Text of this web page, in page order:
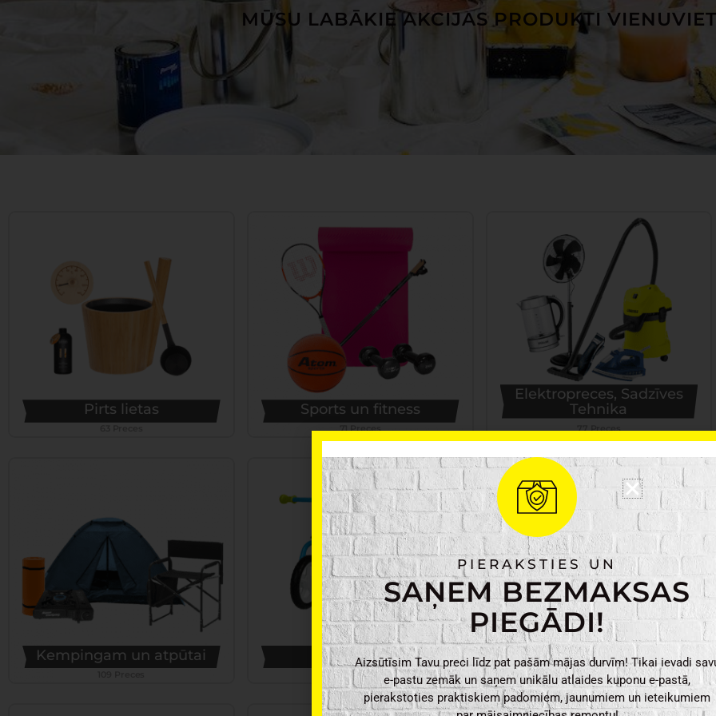
MŪSU LABĀKIE AKCIJAS PRODUKTI
Pirts lietas Sports un fitness
71 Preces
Elektropreces, Sadzīves
Tehnika
77 Preces
Kempingam un atpūtai Bērnu preces
116 Preces
Apgaismojums
160 Preces
PIERAKSTIES UN
SAŅEM BEZMAKSAS
PIEGĀDI!
Aizsūtīsim Tavu preci līdz pat pašām mājas durvīm! Tikai ievadi
e-pastu zemāk un saņem unikālu atlaides kuponu e-pastā,
pierakstoties praktiskiem padomiem, jaunumiem un ieteikumiem